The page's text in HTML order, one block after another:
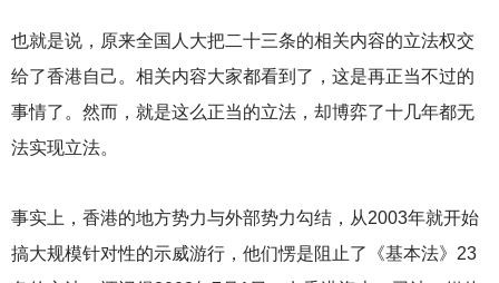
也就是说，原来全国人大把二十三条的相关内容的立法权交
给了香港自己。相关内容大家都看到了，这是再正当不过的
事情了。然而，就是这么正当的立法，却博弈了十几年都无
法实现立法。
事实上，香港的地方势力与外部势力勾结，从2003年就开始
搞大规模针对性的示威游行，他们愣是阻止了《基本法》23